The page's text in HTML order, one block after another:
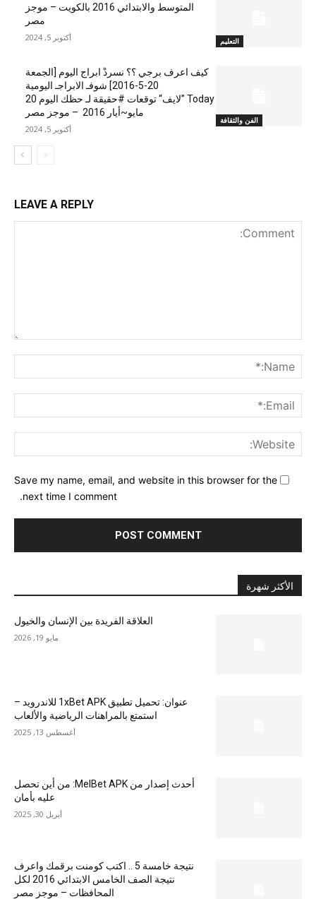
التعليم
المتوسط والابتدائي 2016 بالكويت – موجز
مصر
أكتوبر 5, 2024
الفن والثقافة
كيف اعرف برجي ؟؟ نسردْ ابراج اليوم [الجمعة
20-5-2016] شوفـ الابراجـ اليومية
Today ”لايف“ توقعات #حقيقة لـ حظك اليوم 20
مايو~أيار 2016 – موجز مصر
أكتوبر 5, 2024
LEAVE A REPLY
Save my name, email, and website in this browser for the
next time I comment.
الأكثر شهرة
العلاقة الفريدة بين الإنسان والخيول
مايو 19, 2026
عنوان: تحميل تطبيق 1xBet APK للاندرويد –
استمتع بالمراهنات الرياضية والألعاب
أغسطس 13, 2025
أحدث إصدار من MelBet APK: من أين تحصل
عليه بأمان
أبريل 30, 2025
نتيجة خامسة 5 .. اكتب كومنت برقمك واعرف
نتيجة الصف الخامس الابتدائي 2016 لكل
المحافظات – موجز مصر